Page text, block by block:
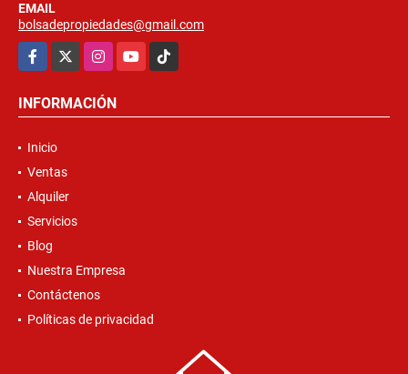
EMAIL
bolsadepropiedades@gmail.com
Facebook
InstagramYouTubeTikTok
INFORMACIÓN
Inicio
Ventas
Alquiler
Servicios
Blog
Nuestra Empresa
Contáctenos
Políticas de privacidad